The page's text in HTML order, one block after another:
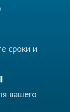
сроки и
вашего